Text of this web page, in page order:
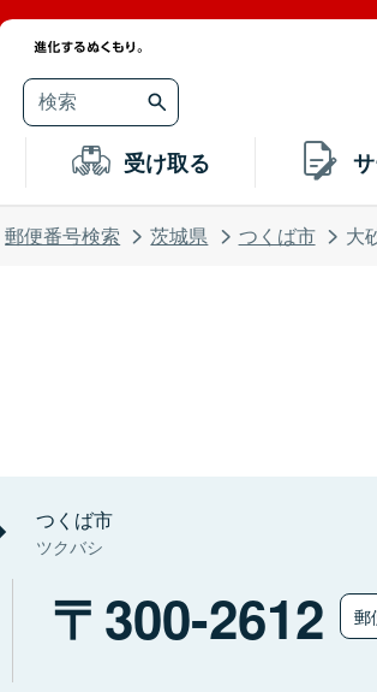
受け取る
郵便番号検索 茨城県 つくば市 大
つくば市
ツクバシ
300-2612 郵